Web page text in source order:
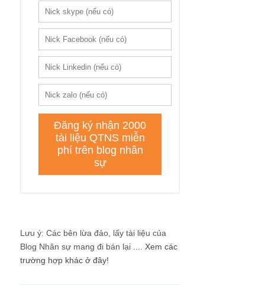
Lưu ý: Các bên lừa đảo, lấy tài liệu của
Blog Nhân sự mang đi bán lại .... Xem các
trường hợp khác ở đây!